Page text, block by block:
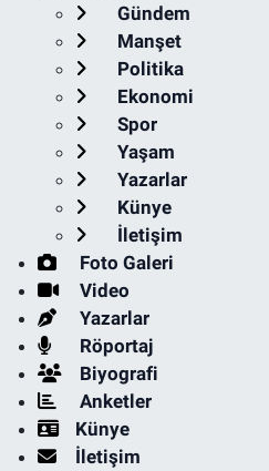
Gündem
Manşet
Politika
Ekonomi
Spor
Yaşam
Yazarlar
Künye
İletişim
Foto Galeri
Video
Yazarlar
Röportaj
Biyografi
Anketler
Künye
İletişim